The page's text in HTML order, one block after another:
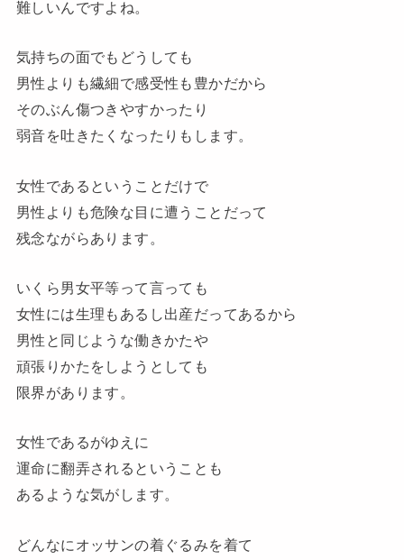
難しいんですよね。
気持ちの面でもどうしても
男性よりも繊細で感受性も豊かだから
そのぶん傷つきやすかったり
弱音を吐きたくなったりもします。
女性であるということだけで
男性よりも危険な目に遭うことだって
残念ながらあります。
いくら男女平等って言っても
女性には生理もあるし出産だってあるから
男性と同じような働きかたや
頑張りかたをしようとしても
限界があります。
女性であるがゆえに
運命に翻弄されるということも
あるような気がします。
どんなにオッサンの着ぐるみを着て